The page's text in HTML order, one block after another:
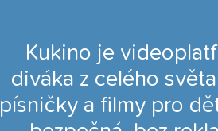
Kukino je
diváka z celého
písničky a filmy pro